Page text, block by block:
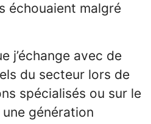
échouaient malgré
j’échange avec de
du secteur lors de
spécialisés ou sur le
génération